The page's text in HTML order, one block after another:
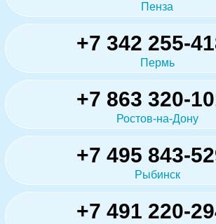
Пенза
+7 342 255-
Пермь
+7 863 320-
Ростов-на-Дону
+7 495 843-
Рыбинск
+7 491 220-